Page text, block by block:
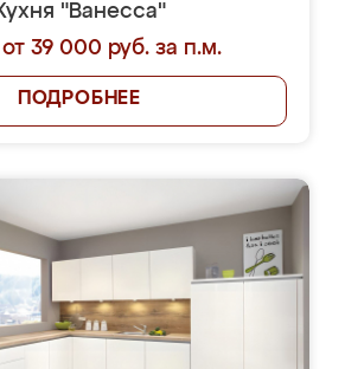
"Ванесса"
39 000 руб. за п.м.
ПОДРОБНЕЕ